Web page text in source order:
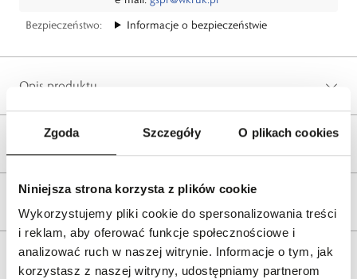
Zgoda Szczegóły O plikach cookies
Niniejsza strona korzysta z plików cookie
Wykorzystujemy pliki cookie do spersonalizowania treści
i reklam, aby oferować funkcje społecznościowe i
analizować ruch w naszej witrynie. Informacje o tym, jak
korzystasz z naszej witryny, udostępniamy partnerom
Bezpieczeństwo:
Informacje o bezpieczeństwie
Opis produktu
Wysyłka
Tagi